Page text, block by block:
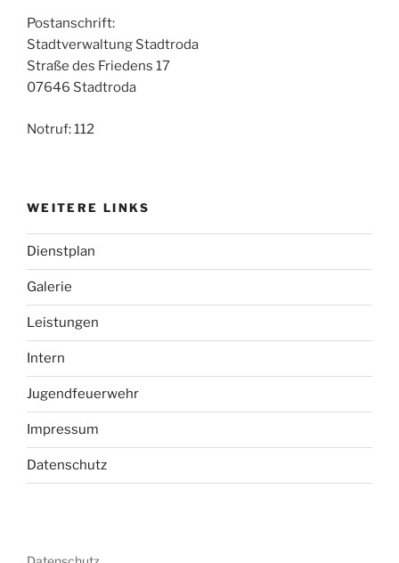
Postanschrift:
Stadtverwaltung Stadtroda
Straße des Friedens 17
07646 Stadtroda
Notruf: 112
WEITERE LINKS
Dienstplan
Galerie
Leistungen
Intern
Jugendfeuerwehr
Impressum
Datenschutz